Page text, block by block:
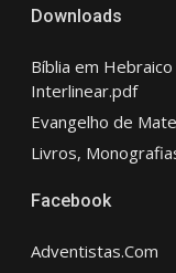
Downloads
Bíblia em
Interlinear.pdf
Evangelho de
Livros,
Facebook
Adventistas.Com